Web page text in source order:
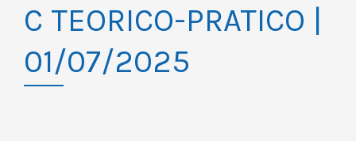
C TEORICO-PRATICO |
01/07/2025